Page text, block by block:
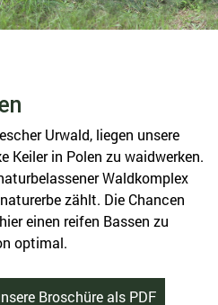
Urwald, liegen unsere
Keiler in Polen zu waidwerken.
Waldkomplex
zählt. Die Chancen
einen reifen Bassen zu
optimal.
Broschüre als PDF